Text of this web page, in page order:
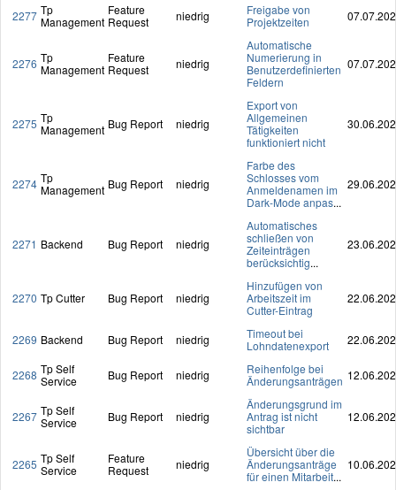
2277 Tp
Management
Feature
Request
niedrig
Freigabe von
Projektzeiten
2276 Tp
Management
Feature
Request
niedrig
Automatische
Numerierung in
Benutzerdefinierten
Feldern
2275 Tp
Management Bug Report niedrig
Export von
Allgemeinen
Tätigkeiten
funktioniert nicht
2274 Tp
Management Bug Report niedrig
Farbe des
Schlosses vom
Anmeldenamen im
Dark-Mode anpas...
2271 Backend Bug Report niedrig
Automatisches
schließen von
Zeiteinträgen
berücksichtig...
2270 Tp Cutter Bug Report niedrig
Hinzufügen von
Arbeitszeit im
Cutter-Eintrag
2269 Backend Bug Report niedrig
Timeout bei
Lohndatenexport
2268 Tp Self
Service
Bug Report niedrig
Reihenfolge bei
Änderungsanträgen
2267 Tp Self
Service
Bug Report niedrig
Änderungsgrund im
Antrag ist nicht
sichtbar
2265 Tp Self
Service
Feature
Request
niedrig
Übersicht über die
Änderungsanträge
für einen Mitarbeit...